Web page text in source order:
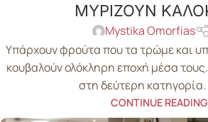
ΜΥΡΙΖΟΥΝ
Mystika Omorfias
Υπάρχουν φρούτα που τα τρώμε και
κουβαλούν ολόκληρη εποχή μέσα
στη δεύτερη κατηγορία.
CONTINUE READING